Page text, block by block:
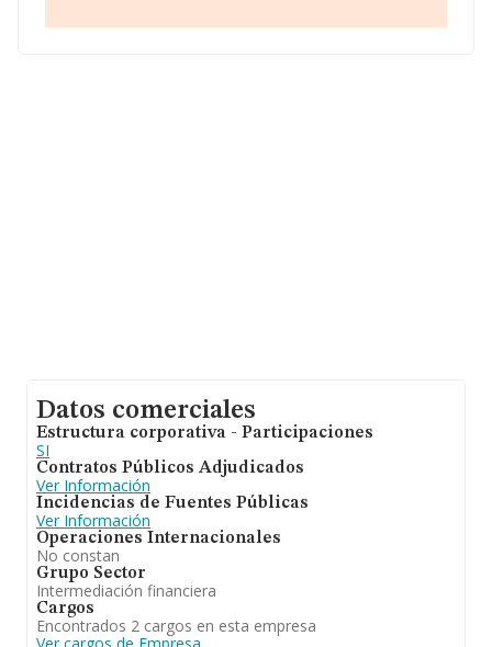
21 1, (46004), en el municipio de Valencia, Comunidad
Datos comerciales
Estructura corporativa - Participaciones
SI
Contratos Públicos Adjudicados
Ver Información
Incidencias de Fuentes Públicas
Ver Información
Operaciones Internacionales
No constan
Grupo Sector
Intermediación financiera
Cargos
Encontrados 2 cargos en esta empresa